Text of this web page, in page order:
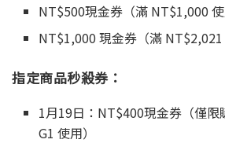
NT$500現金券（滿 NT$1,000 使
NT$1,000 現金券（滿 NT$2,021
指定商品秒殺券：
1月19日：NT$400現金券（僅限
G1 使用）